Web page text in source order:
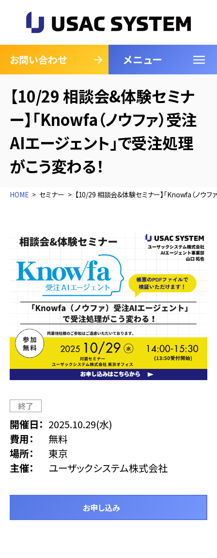
お問い合わせ メニュー
閉じる
【10/29 相談会&体験セミナ
ー】「Knowfa（ノウファ）受注
AIエージェント」で受注処理
がこう変わる！
HOME セミナー 【10/29 相談会&体験セミナー】「Knowfa（ノウフ
終了
開催日
2025.10.29(水)
費用
無料
場所
東京
主催
ユーザックシステム株式会社
お申し込み